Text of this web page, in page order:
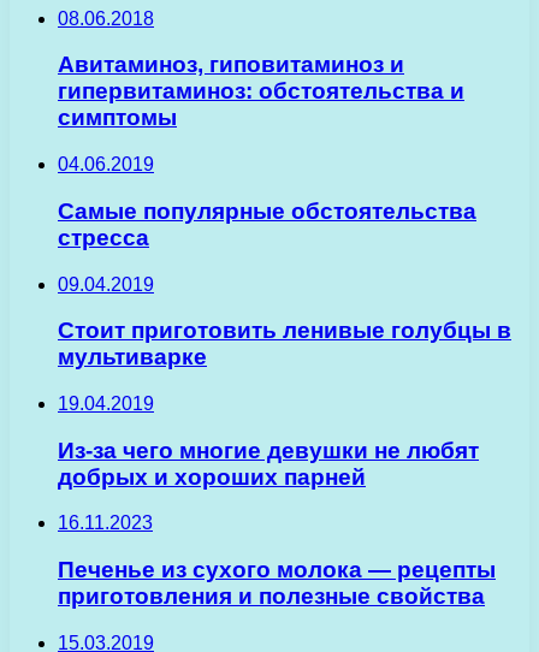
08.06.2018
Авитаминоз, гиповитаминоз и
гипервитаминоз: обстоятельства и
симптомы
04.06.2019
Самые популярные обстоятельства
стресса
09.04.2019
Стоит приготовить ленивые голубцы в
мультиварке
19.04.2019
Из-за чего многие девушки не любят
добрых и хороших парней
16.11.2023
Печенье из сухого молока — рецепты
приготовления и полезные свойства
15.03.2019